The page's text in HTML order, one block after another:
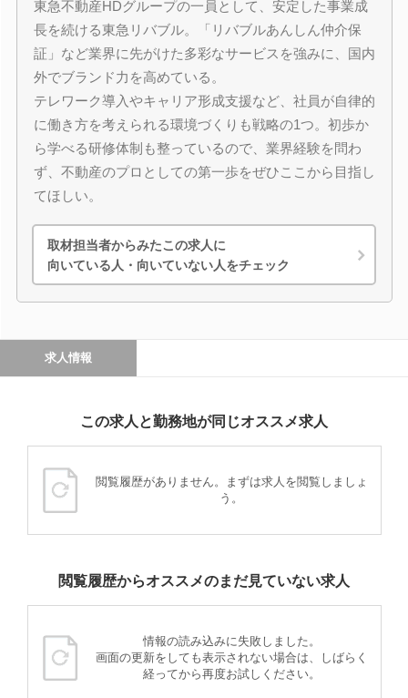
東急不動産HDグループの一員として、安定した事業成
長を続ける東急リバブル。「リバブルあんしん仲介保
証」など業界に先がけた多彩なサービスを強みに、国内
外でブランド力を高めている。
テレワーク導入やキャリア形成支援など、社員が自律的
に働き方を考えられる環境づくりも戦略の1つ。初歩か
ら学べる研修体制も整っているので、業界経験を問わ
ず、不動産のプロとしての第一歩をぜひここから目指し
てほしい。
取材担当者からみたこの求人に
向いている人・向いていない人をチェック
求人情報
この求人と勤務地が同じオススメ求人
閲覧履歴がありません。まずは求人を閲覧しましょ
う。
閲覧履歴からオススメのまだ見ていない求人
情報の読み込みに失敗しました。
画面の更新をしても表示されない場合は、しばらく
経ってから再度お試しください。